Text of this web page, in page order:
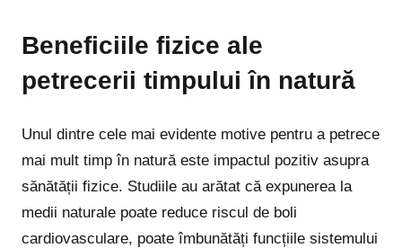
Beneficiile fizice ale
petrecerii timpului în natură
Unul dintre cele mai evidente motive pentru a petrece
mai mult timp în natură este impactul pozitiv asupra
sănătății fizice. Studiile au arătat că expunerea la
medii naturale poate reduce riscul de boli
cardiovasculare, poate îmbunătăți funcțiile sistemului